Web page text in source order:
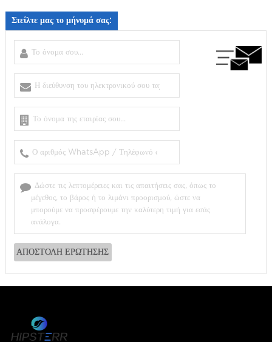
Στείλτε μας το μήνυμά σας: